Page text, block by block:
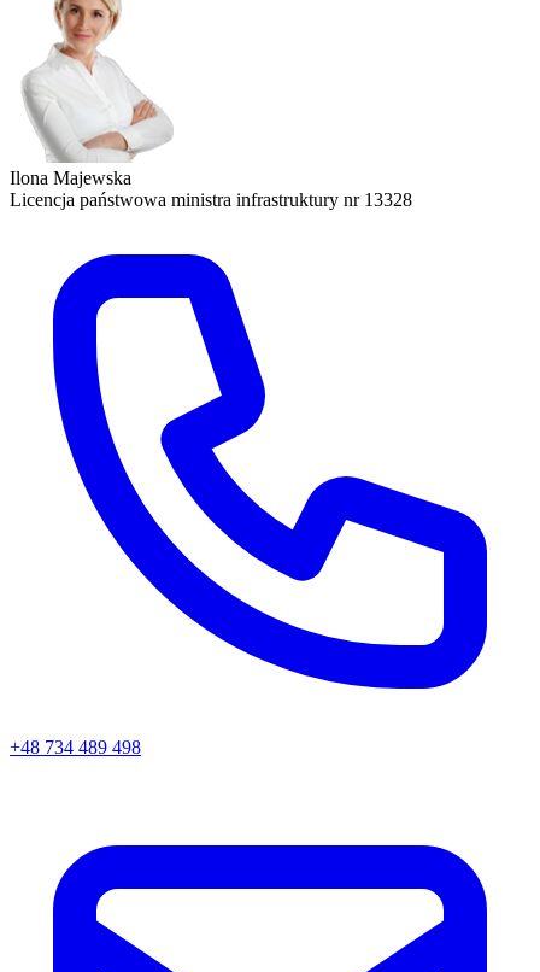
Ilona Majewska
Licencja państwowa ministra infrastruktury nr 13328
+48 734 489 498